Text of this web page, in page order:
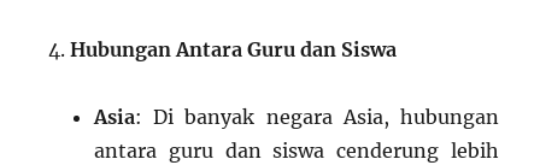
Hubungan Antara Guru dan Siswa
Asia: Di banyak negara Asia, hubungan
antara guru dan siswa cenderung lebih